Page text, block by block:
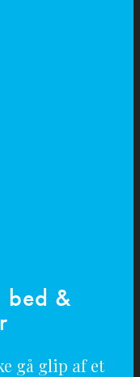
bed &
gå glip af et